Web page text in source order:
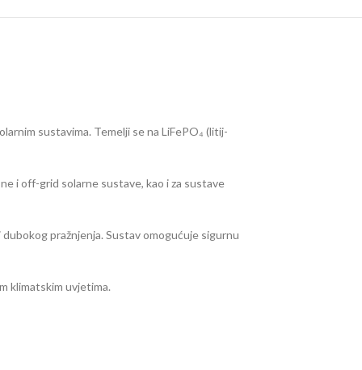
sustavima. Temelji se na LiFePO₄ (litij-
i off-grid solarne sustave, kao i za sustave
pražnjenja. Sustav omogućuje sigurnu
klimatskim uvjetima.